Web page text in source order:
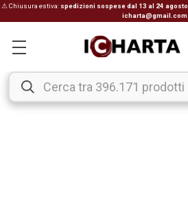
⚠ Chiusura estiva: spedizioni sospese dal 13 al 24 agosto
icharta@gmail.com